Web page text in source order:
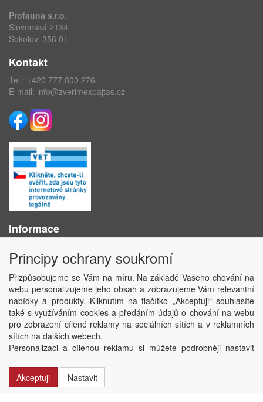
Profauna s.r.o.
Slovenská 2134
Sokolov, 356 01
Kontakt
Tel.: +420 777 800 276
E-mail: info@zverimexpajtas.cz
Informace
Obchodní podmínky
Ochrana osobních údajů
Kontakt
Losování účtenek
Aktuality
Nastavení soukromí
Copyright © ABRA Software a.s. 2020
Principy ochrany soukromí
Přizpůsobujeme se Vám na míru. Na základě Vašeho chování na
webu personalizujeme jeho obsah a zobrazujeme Vám relevantní
nabídky a produkty. Kliknutím na tlačítko „Akceptuji“ souhlasíte
také s využíváním cookies a předáním údajů o chování na webu
pro zobrazení cílené reklamy na sociálních sítích a v reklamních
sítích na dalších webech.
Personalizaci a cílenou reklamu si můžete podrobněji nastavit
Akceptuji
Nastavit